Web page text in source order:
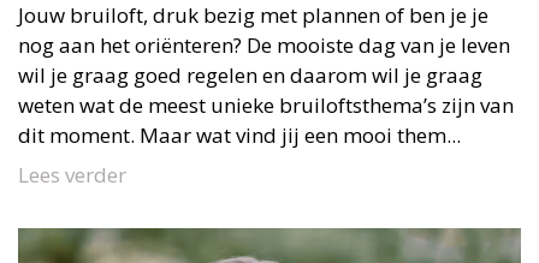
Jouw bruiloft, druk bezig met plannen of ben je je
nog aan het oriënteren? De mooiste dag van je leven
wil je graag goed regelen en daarom wil je graag
weten wat de meest unieke bruiloftsthema’s zijn van
dit moment. Maar wat vind jij een mooi them...
Lees verder